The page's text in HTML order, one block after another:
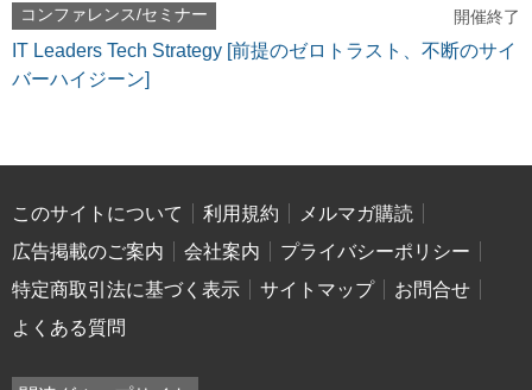
コンファレンス/セミナー 開催終了
IT Leaders Tech Strategy [前提のゼロトラスト、不断のサイ
バーハイジーン]
このサイトについて 利用規約
メルマガ購読
広告掲載のご案内
会社案内
プライバシーポリシー
特定商取引法に基づく表示
サイトマップ
お問合せ
よくある質問